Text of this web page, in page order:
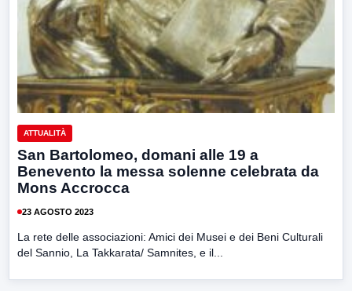
ATTUALITÀ
San Bartolomeo, domani alle 19 a
Benevento la messa solenne celebrata da
Mons Accrocca
23 AGOSTO 2023
La rete delle associazioni: Amici dei Musei e dei Beni Culturali
del Sannio, La Takkarata/ Samnites, e il...